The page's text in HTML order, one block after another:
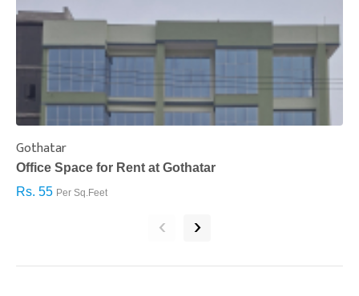
Gothatar
Office Space for Rent at Gothatar
Rs. 55 Per Sq.Feet
‹ ›